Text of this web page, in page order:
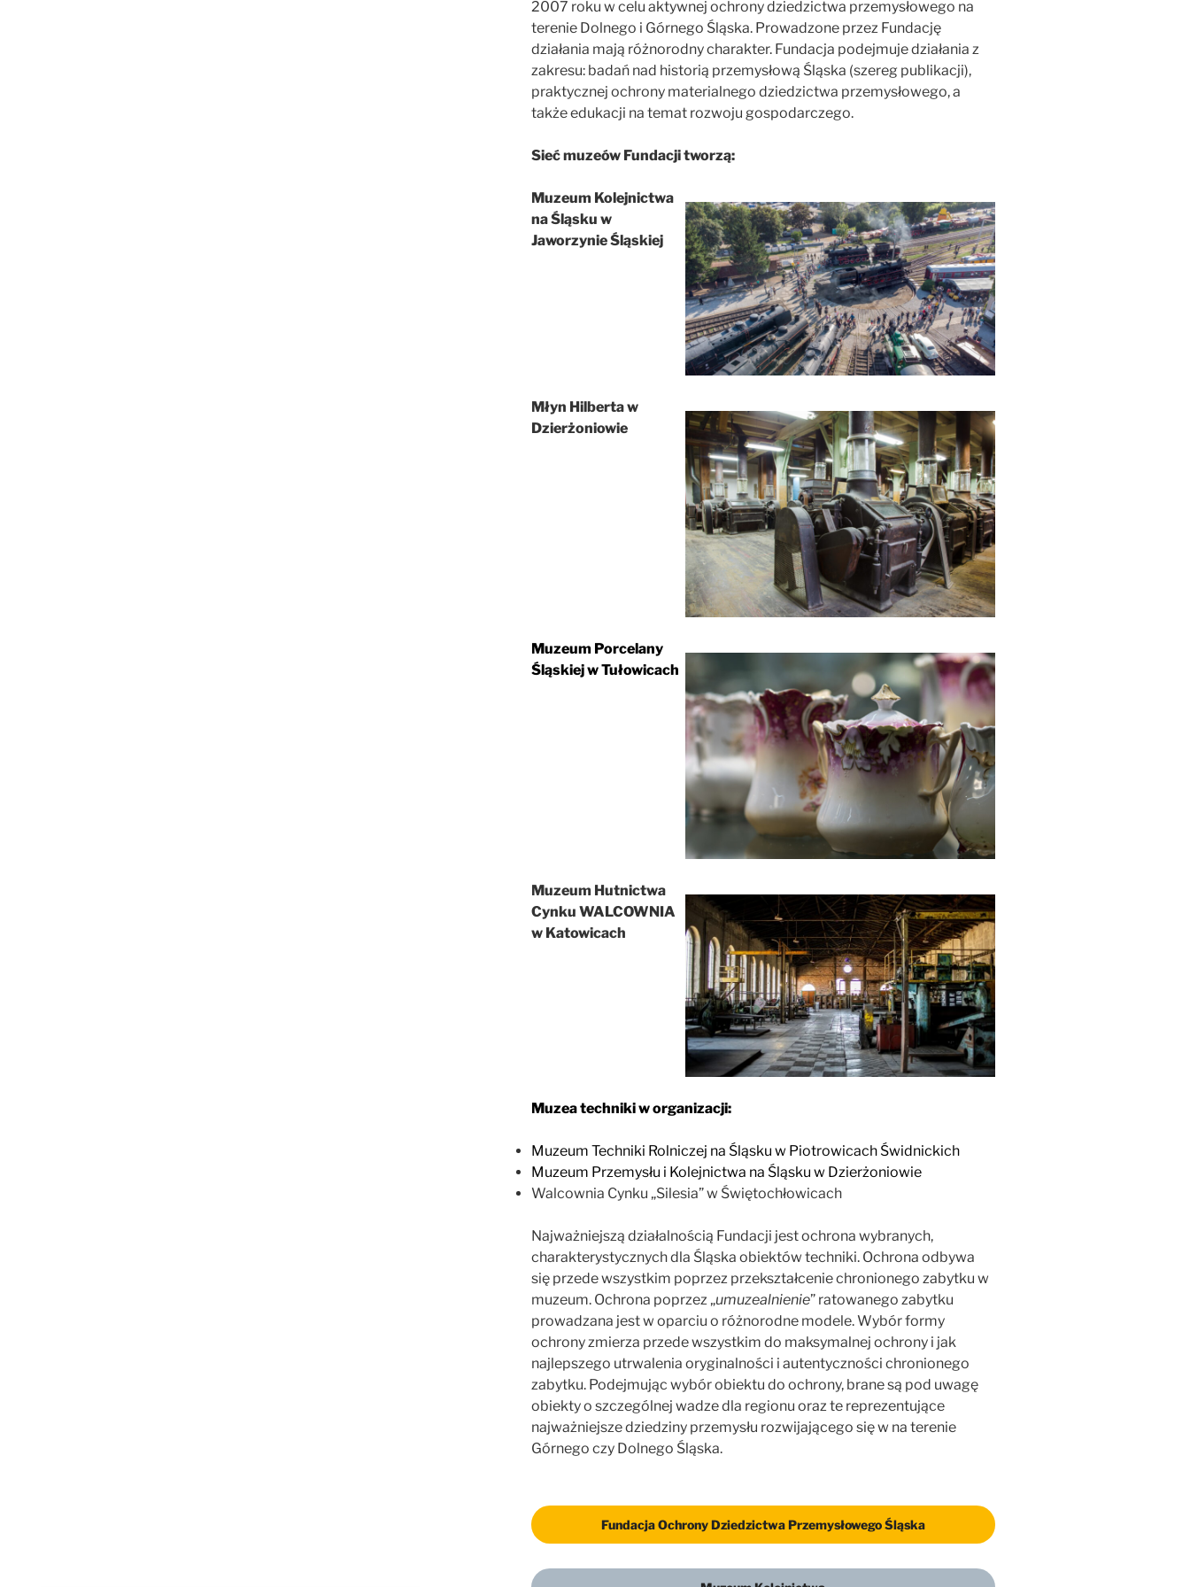
2007 roku w celu aktywnej ochrony dziedzictwa przemysłowego na
terenie Dolnego i Górnego Śląska. Prowadzone przez Fundację
działania mają różnorodny charakter. Fundacja podejmuje działania z
zakresu: badań nad historią przemysłową Śląska (szereg publikacji),
praktycznej ochrony materialnego dziedzictwa przemysłowego, a
także edukacji na temat rozwoju gospodarczego.
Sieć muzeów Fundacji tworzą:
Muzeum Kolejnictwa
na Śląsku w
Jaworzynie Śląskiej
Młyn Hilberta w
Dzierżoniowie
Muzeum Porcelany
Śląskiej w Tułowicach
Muzeum Hutnictwa
Cynku WALCOWNIA
w Katowicach
Muzea techniki w organizacji:
Muzeum Techniki Rolniczej na Śląsku w Piotrowicach Świdnickich
Muzeum Przemysłu i Kolejnictwa na Śląsku w Dzierżoniowie
Walcownia Cynku „Silesia” w Świętochłowicach
Najważniejszą działalnością Fundacji jest ochrona wybranych,
charakterystycznych dla Śląska obiektów techniki. Ochrona odbywa
się przede wszystkim poprzez przekształcenie chronionego zabytku w
muzeum. Ochrona poprzez „umuzealnienie” ratowanego zabytku
prowadzana jest w oparciu o różnorodne modele. Wybór formy
ochrony zmierza przede wszystkim do maksymalnej ochrony i jak
najlepszego utrwalenia oryginalności i autentyczności chronionego
zabytku. Podejmując wybór obiektu do ochrony, brane są pod uwagę
obiekty o szczególnej wadze dla regionu oraz te reprezentujące
najważniejsze dziedziny przemysłu rozwijającego się w na terenie
Górnego czy Dolnego Śląska.
Fundacja Ochrony Dziedzictwa Przemysłowego Śląska